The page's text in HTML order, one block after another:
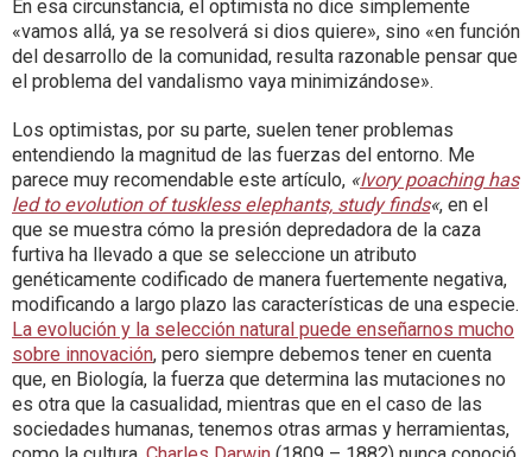
En esa circunstancia, el optimista no dice simplemente
«vamos allá, ya se resolverá si dios quiere», sino «en función
del desarrollo de la comunidad, resulta razonable pensar que
el problema del vandalismo vaya minimizándose».
Los optimistas, por su parte, suelen tener problemas
entendiendo la magnitud de las fuerzas del entorno. Me
parece muy recomendable este artículo, «Ivory poaching has
led to evolution of tuskless elephants, study finds«, en el
que se muestra cómo la presión depredadora de la caza
furtiva ha llevado a que se seleccione un atributo
genéticamente codificado de manera fuertemente negativa,
modificando a largo plazo las características de una especie.
La evolución y la selección natural puede enseñarnos mucho
sobre innovación, pero siempre debemos tener en cuenta
que, en Biología, la fuerza que determina las mutaciones no
es otra que la casualidad, mientras que en el caso de las
sociedades humanas, tenemos otras armas y herramientas,